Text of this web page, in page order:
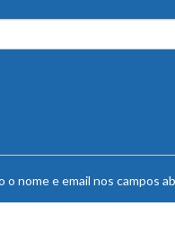
nome e email nos campos